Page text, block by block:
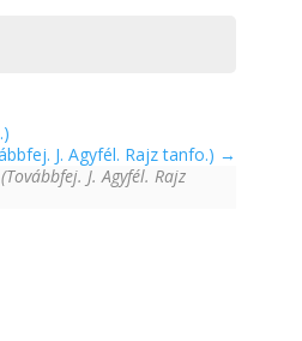
J. Agyfél. Rajz tanfo.)
J. Agyfél. Rajz